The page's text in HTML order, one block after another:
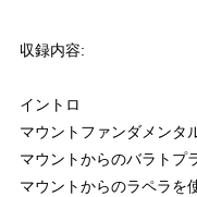
収録内容:
イントロ
マウントファンダメンタ
マウントからのバラトプ
マウントからのラペラを